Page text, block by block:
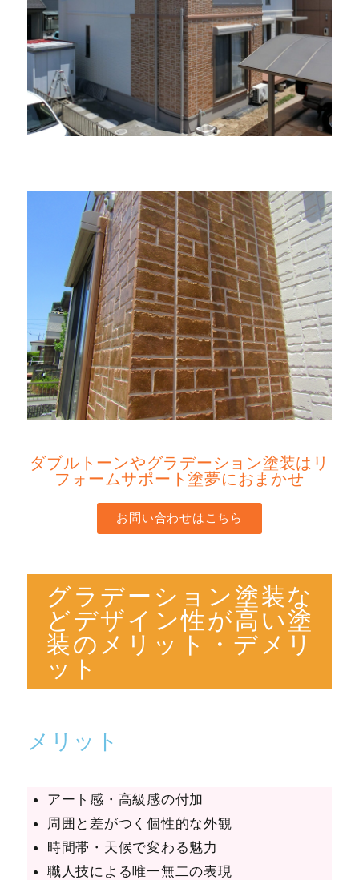
ダブルトーンやグラデーション塗装はリ
フォームサポート塗夢におまかせ
お問い合わせはこちら
グラデーション塗装な
どデザイン性が高い塗
装のメリット・デメリ
ット
メリット
アート感・高級感の付加
周囲と差がつく個性的な外観
時間帯・天候で変わる魅力
職人技による唯一無二の表現